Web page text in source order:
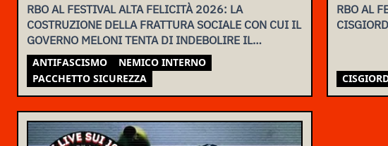
RBO AL FESTIVAL ALTA FELICITÀ 2026: LA
COSTRUZIONE DELLA FRATTURA SOCIALE CON CUI IL
GOVERNO MELONI TENTA DI INDEBOLIRE IL
MOVIMENTO
ANTIFASCISMO
NEMICO INTERNO
PACCHETTO SICUREZZA
RBO AL